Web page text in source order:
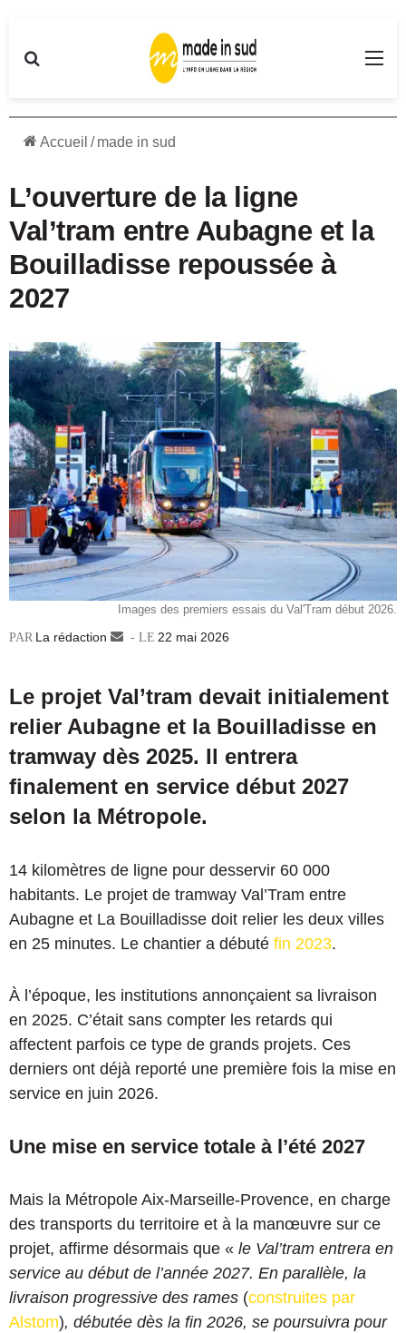
Accueil / made in sud
L’ouverture de la ligne
Val’tram entre Aubagne et la
Bouilladisse repoussée à
2027
Images des premiers essais du Val'Tram début 2026.
La rédaction
Envoyer22 mai 2026
Le projet Val’tram devait initialement
relier Aubagne et la Bouilladisse en
tramway dès 2025. Il entrera
finalement en service début 2027
selon la Métropole.
14 kilomètres de ligne pour desservir 60 000
habitants. Le projet de tramway Val’Tram entre
Aubagne et La Bouilladisse doit relier les deux villes
en 25 minutes. Le chantier a débuté fin 2023.
À l’époque, les institutions annonçaient sa livraison
en 2025. C’était sans compter les retards qui
affectent parfois ce type de grands projets. Ces
derniers ont déjà reporté une première fois la mise en
service en juin 2026.
Une mise en service totale à l’été 2027
Mais la Métropole Aix-Marseille-Provence, en charge
des transports du territoire et à la manœuvre sur ce
projet, affirme désormais que « le Val’tram entrera en
service au début de l’année 2027. En parallèle, la
livraison progressive des rames (construites par
Alstom), débutée dès la fin 2026, se poursuivra pour